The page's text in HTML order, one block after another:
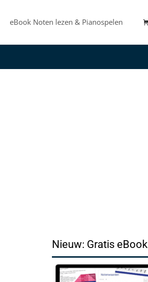
eBook Noten lezen & Pianospelen
Nieuw: Gratis eBook